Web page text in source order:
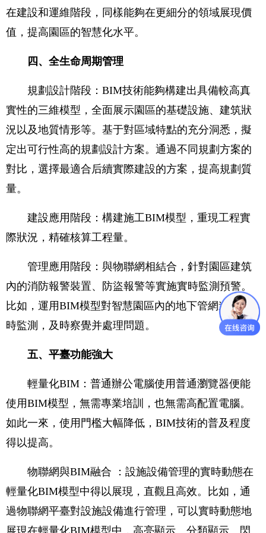
在建設和運維階段，同樣能夠在更細分的領域展現價
值，提高園區的智慧化水平。
四、全生命周期管理
規劃設計階段：BIM技術能夠構建出具備較高真
實性的三維模型，全面展示園區的基礎設施、建筑狀
況以及地質情形等。基于對區域特點的充分洞悉，擬
定出可行性高的規劃設計方案。通過不同規劃方案的
對比，選擇最適合后續實際建設的方案，提高規劃質
量。
建設應用階段：構建施工BIM模型，重現工程實
際狀況，精確核算工程量。
管理應用階段：與物聯網相結合，針對園區建筑
內的消防報警裝置、防盜報警等實施實時監測預警。
比如，運用BIM模型對智慧園區內的地下管網進行實
時監測，及時察覺并處理問題。
五、平臺功能強大
輕量化BIM：普通辦公電腦使用普通瀏覽器便能
使用BIM模型，無需專業培訓，也無需高配置電腦。
如此一來，使用門檻大幅降低，BIM技術的普及程度
得以提高。
物聯網與BIM融合 ：設施設備管理的實時動態在
輕量化BIM模型中得以展現，直觀且高效。比如，通
過物聯網平臺對設施設備進行管理，可以實時動態地